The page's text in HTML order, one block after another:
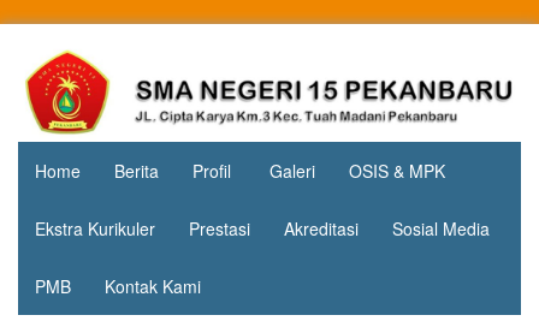
contentSMA
Negeri 15
Pekanbaru
Jl. Cipta
Karya
KM.3, Kec.
Tuah
Madani,
Home Berita Profil Galeri OSIS & MPK
Ekstra Kurikuler Prestasi Akreditasi Sosial Media
PMB Kontak Kami